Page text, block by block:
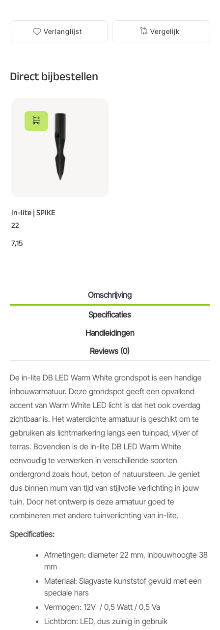
Verlanglijst Vergelijk
Direct bijbestellen
in-lite | SPIKE
22
7,15
Omschrijving
Specificaties
Handleidingen
Reviews (0)
De in-lite DB LED Warm White grondspot is een handige
inbouwarmatuur. Deze grondspot geeft een opvallend
accent van Warm White LED licht is dat het ook overdag
zichtbaar is. Het waterdichte armatuur is geschikt om te
gebruiken als lichtmarkering langs een tuinpad, vijver of
terras. Bovendien is de in-lite DB LED Warm White
eenvoudig te verwerken in verschillende soorten
ondergrond zoals hout, beton of natuursteen. Je geniet
dus binnen mum van tijd van stijlvolle verlichting in jouw
tuin. Door het ontwerp is deze armatuur goed te
combineren met andere tuinverlichting van in-lite.
Specificaties:
Afmetingen: diameter 22 mm, inbouwhoogte 38
mm
Materiaal: Slagvaste kunststof gevuld met een
speciale hars
Vermogen: 12V / 0,5 Watt / 0,5 Va
Lichtbron: LED, dus zuinig in gebruik